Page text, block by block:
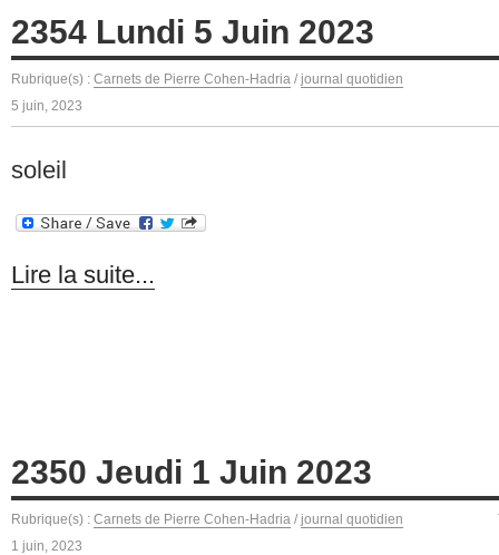
2354 Lundi 5 Juin 2023
Rubrique(s) : Carnets de Pierre Cohen-Hadria / journal quotidien
5 juin, 2023
soleil
Lire la suite...
2350 Jeudi 1 Juin 2023
Rubrique(s) : Carnets de Pierre Cohen-Hadria / journal quotidien
1 juin, 2023